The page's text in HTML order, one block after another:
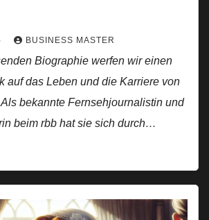
BUSINESS MASTER
Biographie werfen wir einen
auf das Leben und die Karriere von
bekannte Fernsehjournalistin und
beim rbb hat sie sich durch…